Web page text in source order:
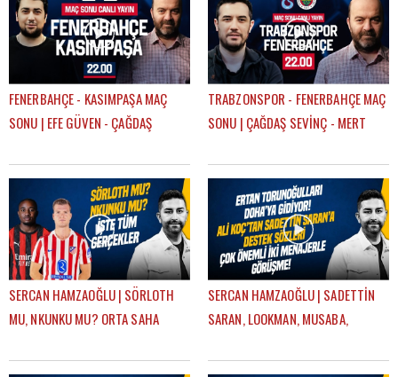
FENERBAHÇE - KASIMPAŞA MAÇ
SONU | EFE GÜVEN - ÇAĞDAŞ
TRABZONSPOR - FENERBAHÇE MAÇ
SONU | ÇAĞDAŞ SEVİNÇ - MERT
SERCAN HAMZAOĞLU | SÖRLOTH
MU, NKUNKU MU? ORTA SAHA
FENERBAHÇE
SERCAN HAMZAOĞLU | SADETTİN
SARAN, LOOKMAN, MUSABA,
GÜNDEM FENERBAHÇE